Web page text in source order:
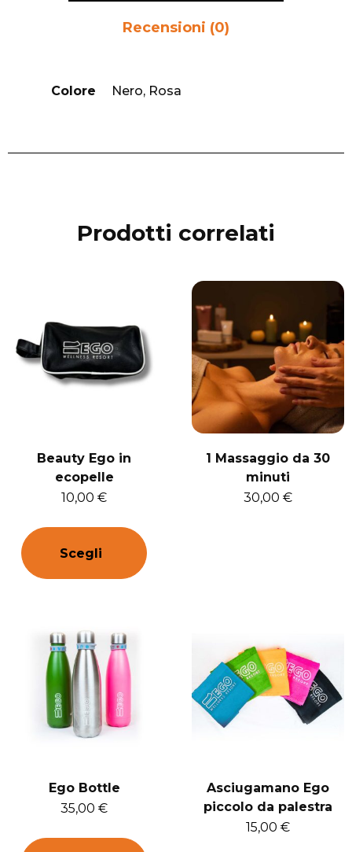
Recensioni (0)
Colore Nero, Rosa
Prodotti correlati
Beauty Ego in
ecopelle
10,00 €
Scegli
1 Massaggio da 30
minuti
30,00 €
Ego Bottle
35,00 €
Asciugamano Ego
piccolo da palestra
15,00 €